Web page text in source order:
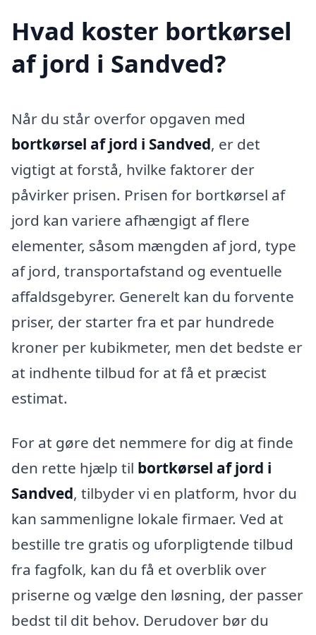
Hvad koster bortkørsel
af jord i Sandved?
Når du står overfor opgaven med
bortkørsel af jord i Sandved, er det
vigtigt at forstå, hvilke faktorer der
påvirker prisen. Prisen for bortkørsel af
jord kan variere afhængigt af flere
elementer, såsom mængden af jord, type
af jord, transportafstand og eventuelle
affaldsgebyrer. Generelt kan du forvente
priser, der starter fra et par hundrede
kroner per kubikmeter, men det bedste er
at indhente tilbud for at få et præcist
estimat.
For at gøre det nemmere for dig at finde
den rette hjælp til bortkørsel af jord i
Sandved, tilbyder vi en platform, hvor du
kan sammenligne lokale firmaer. Ved at
bestille tre gratis og uforpligtende tilbud
fra fagfolk, kan du få et overblik over
priserne og vælge den løsning, der passer
bedst til dit behov. Derudover bør du